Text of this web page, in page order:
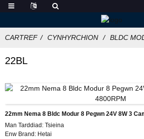
CARTREF CYNHYRCHION BLDC
22BL
22mm Nema 8 Bldc Modur 8 Pegwn 24V 8W 3
Man Tarddiad: Tsieina
Enw Brand: Hetai